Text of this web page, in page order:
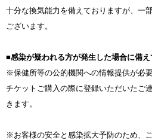
十分な換気能力を備えておりますが、一
ございます。
■感染が疑われる方が発生した場合に備え
※保健所等の公的機関への情報提供が必
チケットご購入の際に登録いただいたご
きます。
※お客様の安全と感染拡大予防のため、